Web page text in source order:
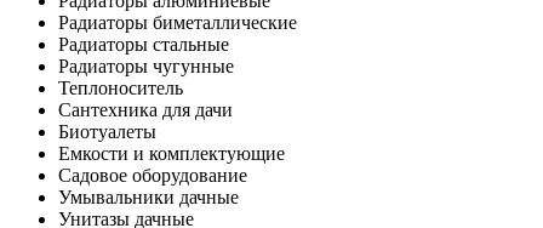
Радиаторы биметаллические
Радиаторы стальные
Радиаторы чугунные
Теплоноситель
Сантехника для дачи
Биотуалеты
Емкости и комплектующие
Садовое оборудование
Умывальники дачные
Унитазы дачные